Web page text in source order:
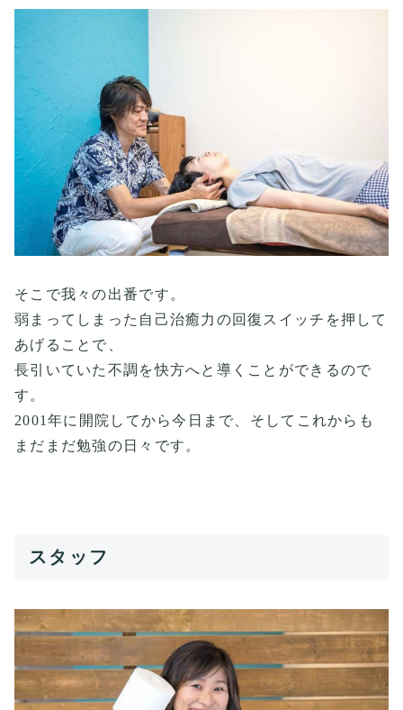
そこで我々の出番です。
弱まってしまった自己治癒力の回復スイッチを押して
あげることで、
長引いていた不調を快方へと導くことができるので
す。
2001年に開院してから今日まで、そしてこれからも
まだまだ勉強の日々です。
スタッフ